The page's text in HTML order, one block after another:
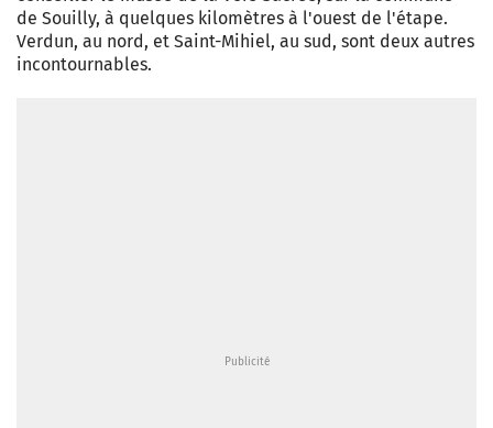
de Souilly, à quelques kilomètres à l'ouest de l'étape.
Verdun, au nord, et Saint-Mihiel, au sud, sont deux autres
incontournables.